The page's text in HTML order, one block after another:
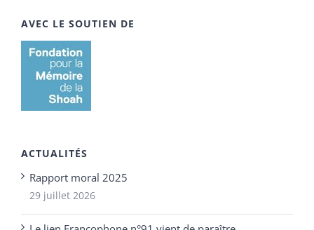
AVEC LE SOUTIEN DE
ACTUALITÉS
Rapport moral 2025
29 juillet 2026